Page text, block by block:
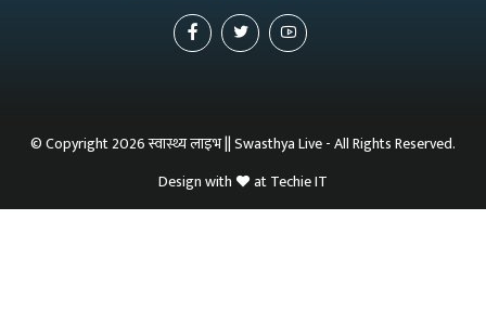
© Copyright 2026 स्वास्थ्य लाइभ || Swasthya Live - All Rights Reserved.
Design with
atTechie IT